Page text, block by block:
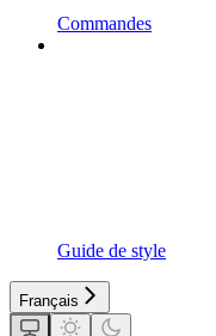
Commandes
Guide de style
Français